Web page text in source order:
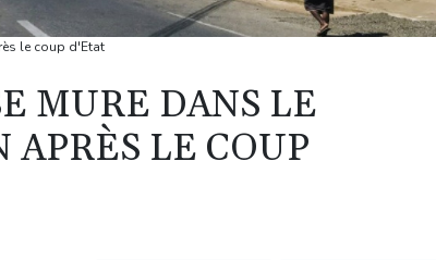
le coup d'Etat
MURE DANS LE
LE COUP